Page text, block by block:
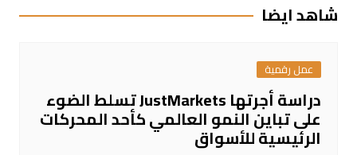
شاهد ايضا
عمل رقمية
دراسة أجرتها JustMarkets تسلط الضوء
على تباين النمو العالمي كأحد المحركات
الرئيسية للأسواق